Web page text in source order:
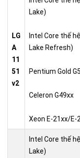
LG
A
11
51
v2
Lake)
Intel Core thế
Lake Refresh)
Pentium Gold
Celeron G49xx
Xeon E-21xx/E-
Intel Core thế
Lake)